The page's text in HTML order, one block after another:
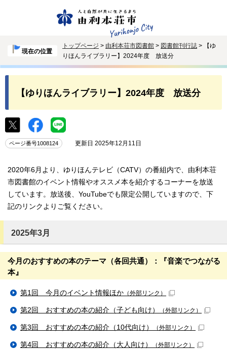
現在の位置
トップページ > 由利本荘市図書館 > 図書館刊行誌 > 【ゆ
りほんライブラリー】2024年度 放送分
【ゆりほんライブラリー】2024年度 放送分
ページ番号1008124 更新日 2025年12月11日
2020年6月より、ゆりほんテレビ（CATV）の番組内で、由利本荘
市図書館のイベント情報やオススメ本を紹介するコーナーを放送
しています。放送後、YouTubeでも限定公開していますので、下
記のリンクよりご覧ください。
2025年3月
今月のおすすめの本のテーマ（各回共通）：『音楽でつながる
本』
第1回 今月のイベント情報ほか （外部リンク）
第2回 おすすめの本の紹介（子ども向け） （外部リンク）
第3回 おすすめの本の紹介（10代向け） （外部リンク）
第4回 おすすめの本の紹介（大人向け） （外部リンク）